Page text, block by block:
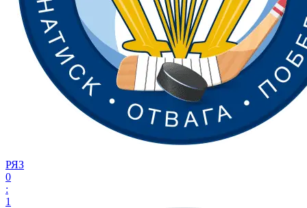
РЯЗ
0
:
1